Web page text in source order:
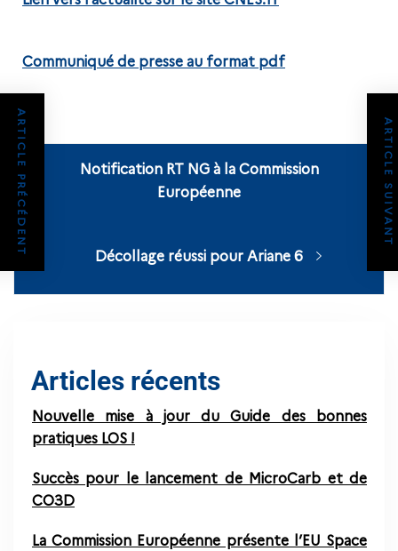
Communiqué de presse au format pdf
Notification RT NG à la Commission
Européenne
Décollage réussi pour Ariane 6
ARTICLE PRÉCÉDENT ARTICLE SUIVANT
Articles récents
Nouvelle mise à jour du Guide des bonnes
pratiques LOS !
Succès pour le lancement de MicroCarb et de
CO3D
La Commission Européenne présente l’EU Space